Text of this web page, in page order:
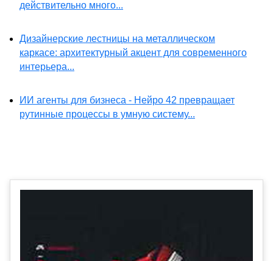
действительно много...
Дизайнерские лестницы на металлическом
каркасе: архитектурный акцент для современного
интерьера...
ИИ агенты для бизнеса - Нейро 42 превращает
рутинные процессы в умную систему...